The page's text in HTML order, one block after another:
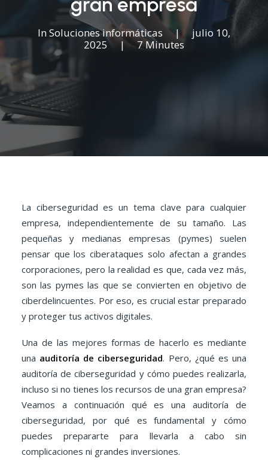
InSoluciones informáticas |
julio 10,
2025
| 7 Minutes
La ciberseguridad es un tema clave para cualquier
empresa, independientemente de su tamaño. Las
pequeñas y medianas empresas (pymes) suelen
pensar que los ciberataques solo afectan a grandes
corporaciones, pero la realidad es que, cada vez más,
son las pymes las que se convierten en objetivo de
ciberdelincuentes. Por eso, es crucial estar preparado
y proteger tus activos digitales.
Una de las mejores formas de hacerlo es mediante
una auditoría de ciberseguridad. Pero, ¿qué es una
auditoría de ciberseguridad y cómo puedes realizarla,
incluso si no tienes los recursos de una gran empresa?
Veamos a continuación qué es una auditoría de
ciberseguridad, por qué es fundamental y cómo
puedes prepararte para llevarla a cabo sin
complicaciones ni grandes inversiones.